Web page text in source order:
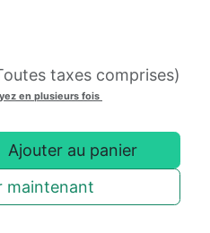
Ajouter au panier
maintenant
taxes comprises)
en plusieurs fois